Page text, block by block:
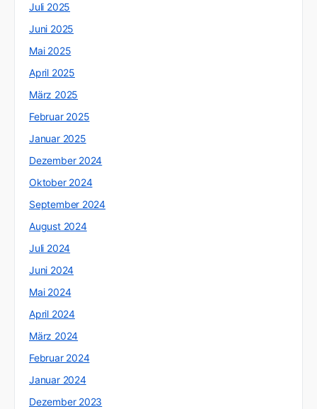
Juli 2025
Juni 2025
Mai 2025
April 2025
März 2025
Februar 2025
Januar 2025
Dezember 2024
Oktober 2024
September 2024
August 2024
Juli 2024
Juni 2024
Mai 2024
April 2024
März 2024
Februar 2024
Januar 2024
Dezember 2023